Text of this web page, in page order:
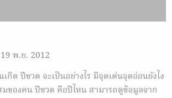
19 พ.ย. 2012
กิด ปีชวด จะเป็นอย่างไร มีจุดเด่นจุดอ่อนยังไง
ของคน ปีชวด คือปีไหน สามารถดูข้อมูลจาก